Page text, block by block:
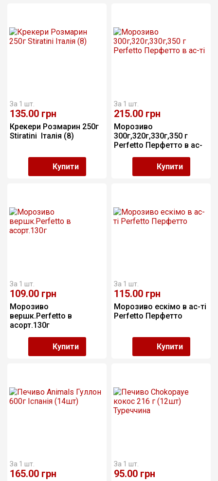
За 1 шт.
135.00 грн
Крекери Розмарин 250г
Stiratini  Італія (8)
Купити
За 1 шт.
215.00 грн
Морозиво
300г,320г,330г,350 г
Perfetto Перфетто в ас-
Купити
За 1 шт.
109.00 грн
Морозиво
вершк.Perfetto в
асорт.130г
Купити
За 1 шт.
115.00 грн
Морозиво ескімо в ас-ті
Perfetto Перфетто
Купити
За 1 шт.
165.00 грн
За 1 шт.
95.00 грн